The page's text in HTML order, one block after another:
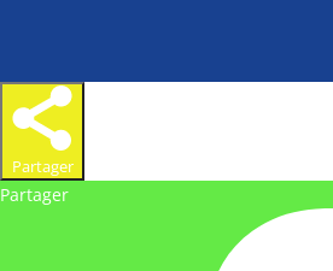
Partager
Partager